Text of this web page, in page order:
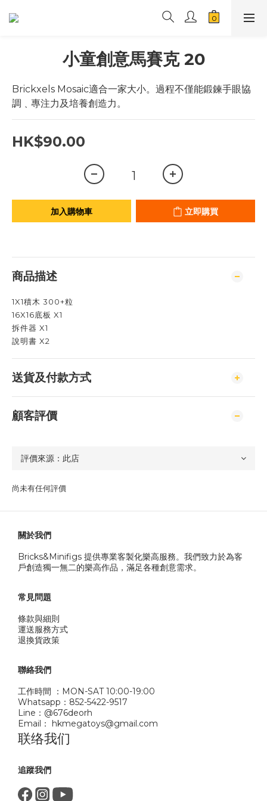
小童創意馬賽克 20
Brickxels Mosaic適合一家大小。過程不僅能鍛鍊手眼協
調﹑專注力及培養創造力。
HK$90.00
加入購物車 立即購買
商品描述
1X1積木 300+粒
16X16底板 X1
拆件器 X1
說明書 X2
送貨及付款方式
顧客評價
尚未有任何評價
關於我們
Bricks&Minifigs 提供專業客製化樂高服務。我們致力於為客
戶創造獨一無二的樂高作品，滿足各種創意需求。
常見問題
條款與細則
運送服務方式
退換貨政策
聯絡我們
工作時間 ：MON-SAT 10:00-19:00
Whatsapp：852-5422-9517
Line：@676deorh
Email： hkmegatoys@gmail.com
联络我们
追蹤我們